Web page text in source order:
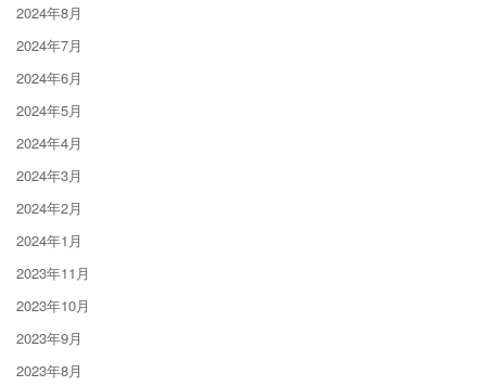
2024年8月
2024年7月
2024年6月
2024年5月
2024年4月
2024年3月
2024年2月
2024年1月
2023年11月
2023年10月
2023年9月
2023年8月